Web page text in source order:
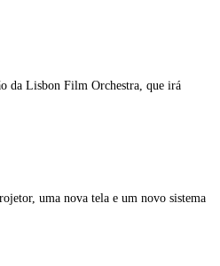
da Lisbon Film Orchestra, que irá
uma nova tela e um novo sistema